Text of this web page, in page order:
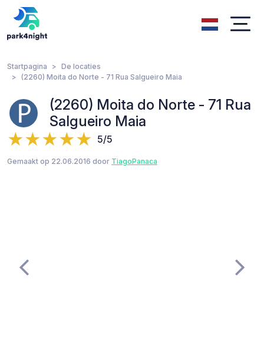
Startpagina
De locaties
(2260) Moita do Norte - 71 Rua Salgueiro Maia
(2260) Moita do Norte - 71 Rua
Salgueiro Maia
5/5
Gemaakt op 22.06.2016 door TiagoPanaca